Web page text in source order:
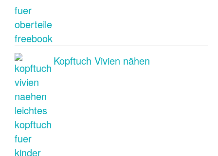
Kopftuch Vivien nähen